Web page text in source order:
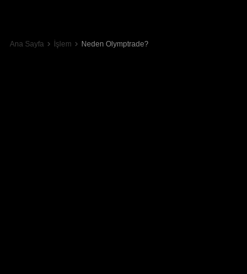
Ana Sayfa İşlem Neden Olymptrade?